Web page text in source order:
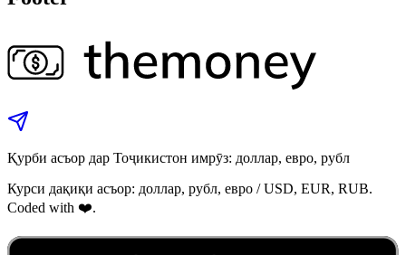
Қурби асъор дар Тоҷикистон имрӯз: доллар, евро, рубл
Курси дақиқи асъор: доллар, рубл, евро / USD, EUR, RUB.
Coded with ❤️.